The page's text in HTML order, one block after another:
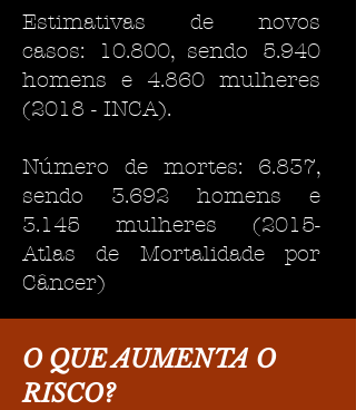
Estimativas de novos
casos: 10.800, sendo 5.940
homens e 4.860 mulheres
(2018 - INCA).
Número de mortes: 6.837,
sendo 3.692 homens e
3.145 mulheres (2015-
Atlas de Mortalidade por
Câncer)
O QUE AUMENTA O
RISCO?